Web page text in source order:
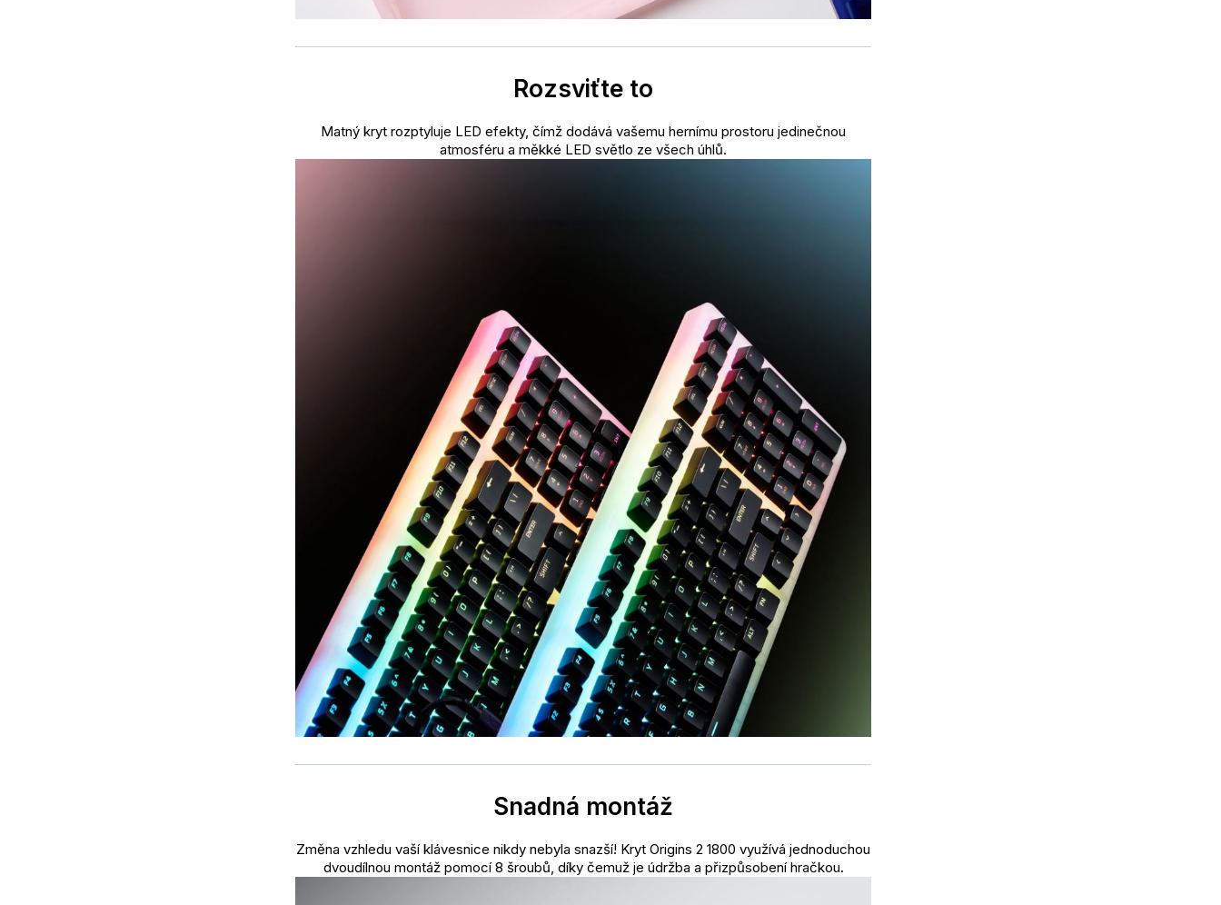
Rozsviťte to
Matný kryt rozptyluje LED efekty, čímž dodává vašemu hernímu prostoru jedinečnou
atmosféru a měkké LED světlo ze všech úhlů.
Snadná montáž
Změna vzhledu vaší klávesnice nikdy nebyla snazší! Kryt Origins 2 1800 využívá jednoduchou
dvoudílnou montáž pomocí 8 šroubů, díky čemuž je údržba a přizpůsobení hračkou.